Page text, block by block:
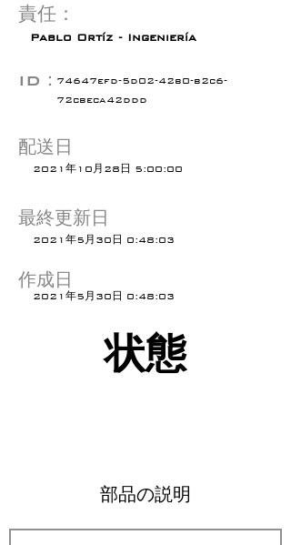
責任：
Pablo Ortíz - Ingeniería
74647efd-5d02-42b0-b2c6-
72cbeca42ddd
ID：
配送日
2021年10月28日 5:00:00
最終更新日
2021年5月30日 0:48:03
2021年5月30日 0:48:03
作成日
状態
部品の説明